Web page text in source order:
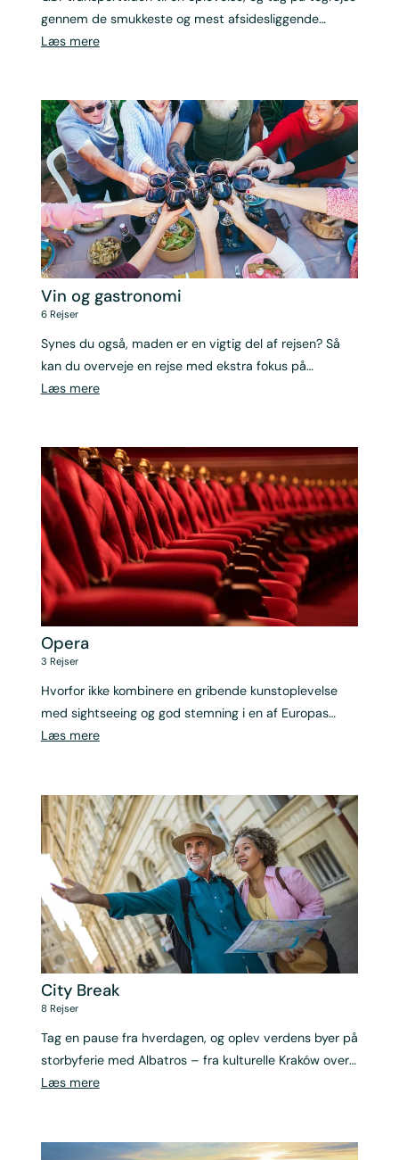
gennem de smukkeste og mest afsidesliggende
hjørner af verden.
Læs mere
Vin og gastronomi
6 Rejser
Synes du også, maden er en vigtig del af rejsen? Så
kan du overveje en rejse med ekstra fokus på
gastronomi og vin.
Læs mere
Opera
3 Rejser
Hvorfor ikke kombinere en gribende kunstoplevelse
med sightseeing og god stemning i en af Europas
mest charmerende byer?
Læs mere
City Break
8 Rejser
Tag en pause fra hverdagen, og oplev verdens byer på
storbyferie med Albatros – fra kulturelle Kraków over
kanalernes Amsterdam til historiske Rom
Læs mere